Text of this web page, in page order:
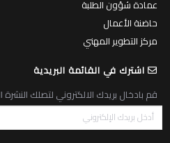
عمادة شؤون الطلبة
حاضنة الأعمال
مركز التطوير المهني
اشترك في القائمة البريدية
قم بادخال بريدك الالكتروني لتصلك النشرة